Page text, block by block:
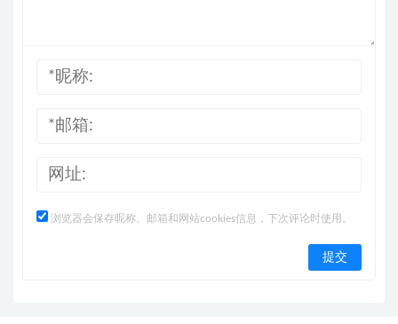
浏览器会保存昵称、邮箱和网站cookies信息，下次评论时使用。